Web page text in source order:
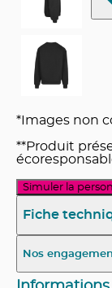
*Images non
**Produit
Simuler la
Fiche
Nos